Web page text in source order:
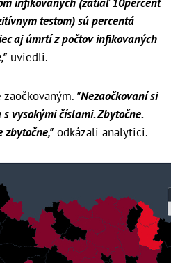
testom) sú percentá
aj úmrtí z počtov infikovaných
uviedli.
"Nezaočkovaní si
vysokými číslami. Zbytočne.
zbytočne," odkázali analytici.